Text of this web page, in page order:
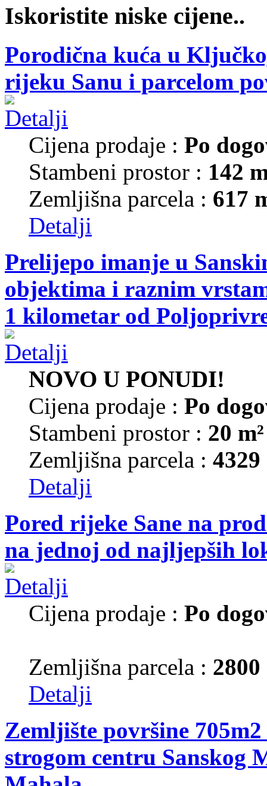
Iskoristite niske cijene..
Porodična kuća u
rijeku Sanu i parcelom
Cijena prodaje : Po
Stambeni prostor : 142
Zemljišna parcela : 617
Detalji
Prelijepo imanje u
objektima i raznim
1 kilometar od
NOVO U PONUDI!
Cijena prodaje : Po
Stambeni prostor : 20 m²
Zemljišna parcela : 4329
Detalji
Pored rijeke Sane na
na jednoj od najljepših
Cijena prodaje : Po
Zemljišna parcela : 2800
Detalji
Zemljište površine
strogom centru Sanskog